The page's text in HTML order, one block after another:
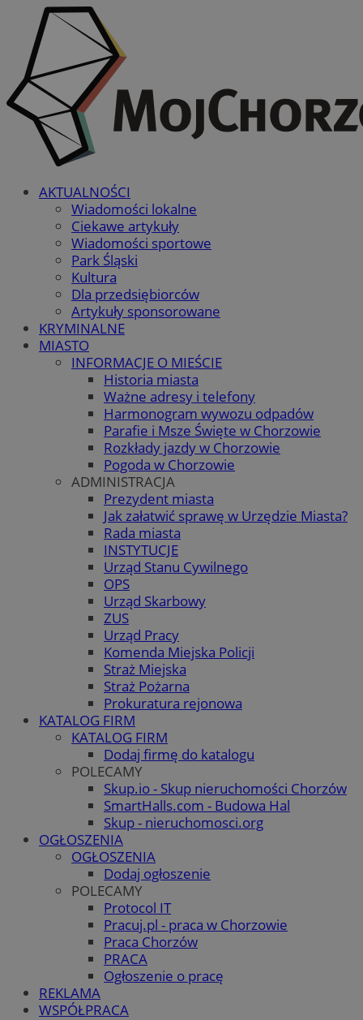
AKTUALNOŚCI
Wiadomości lokalne
Ciekawe artykuły
Wiadomości sportowe
Park Śląski
Kultura
Dla przedsiębiorców
Artykuły sponsorowane
KRYMINALNE
MIASTO
INFORMACJE O MIEŚCIE
Historia miasta
Ważne adresy i telefony
Harmonogram wywozu odpadów
Parafie i Msze Święte w Chorzowie
Rozkłady jazdy w Chorzowie
Pogoda w Chorzowie
ADMINISTRACJA
Prezydent miasta
Jak załatwić sprawę w Urzędzie Miasta?
Rada miasta
INSTYTUCJE
Urząd Stanu Cywilnego
OPS
Urząd Skarbowy
ZUS
Urząd Pracy
Komenda Miejska Policji
Straż Miejska
Straż Pożarna
Prokuratura rejonowa
KATALOG FIRM
KATALOG FIRM
Dodaj firmę do katalogu
POLECAMY
Skup.io - Skup nieruchomości Chorzów
SmartHalls.com - Budowa Hal
Skup - nieruchomosci.org
OGŁOSZENIA
OGŁOSZENIA
Dodaj ogłoszenie
POLECAMY
Protocol IT
Pracuj.pl - praca w Chorzowie
Praca Chorzów
PRACA
Ogłoszenie o pracę
REKLAMA
WSPÓŁPRACA